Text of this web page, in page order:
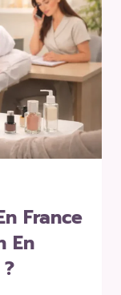
France
En